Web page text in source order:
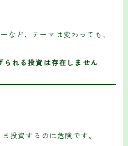
など、テーマは変わっても、
られる投資は存在しません
投資するのは危険です。